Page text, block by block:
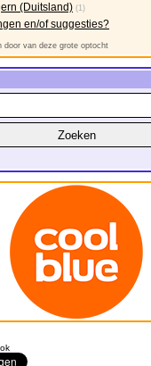
(Duitsland) (1)
en/of suggesties?
door van deze grote optocht